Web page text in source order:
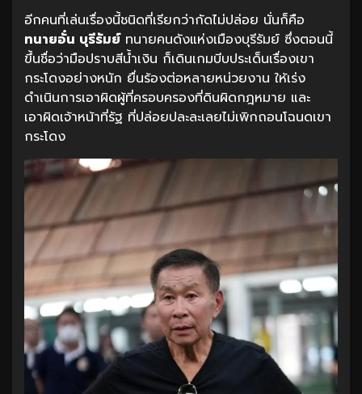
อีกคนที่เล่นเรื่องนี้ชนิดที่เรียกว่ากัดไม่ปล่อย นั่นก็คือ
ทนายอั๋น บุรีรัมย์ทนายคนดังแห่งเมืองบุรีรัมย์ ซึ่งตอนนี้
ขึ้นชื่อว่ามือปราบสีน้ำเงิน ก็เดินเกมบีบประเด็นเรื่องเขา
กระโดงอย่างหนัก ยื่นร้องต่อหลายหน่วยงาน ให้เร่ง
ดำเนินการเอาผิดผู้ที่ครอบครองที่ดินผิดกฎหมาย และ
เอาผิดเจ้าหน้าที่รัฐ ที่ปล่อยปละละเลยไม่เพิกถอนโฉนดเขา
กระโดง